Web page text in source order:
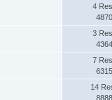
4
3
7
14